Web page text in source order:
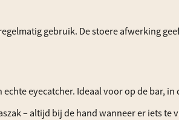
gebruik. De stoere afwerking
eyecatcher. Ideaal voor op de bar,
– altijd bij de hand wanneer er iets te